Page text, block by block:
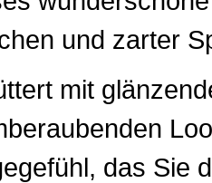
und zarter
mit
das Sie